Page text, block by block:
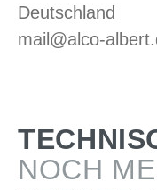
Deutschland
mail@alco-
NOCH